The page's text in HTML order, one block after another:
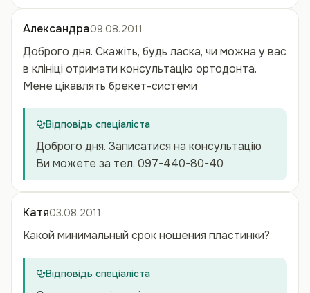
Александра09.08.2011
Доброго дня. Скажіть, будь ласка, чи можна у вас
в клініці отримати консультацію ортодонта.
Мене цікавлять брекет-системи
Відповідь спеціаліста
Доброго дня. Записатися на консультацію
Ви можете за тел. 097-440-80-40
Катя03.08.2011
Какой минимальный срок ношения пластинки?
Відповідь спеціаліста